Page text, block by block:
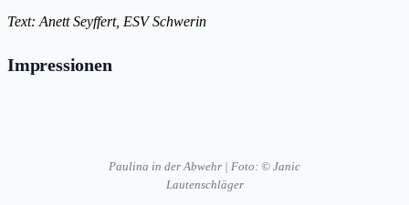
Text: Anett Seyffert, ESV Schwerin
Impressionen
Paulina in der Abwehr | Foto: © Janic
Lautenschläger